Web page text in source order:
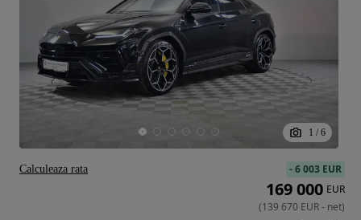
1 / 6
-6 003 EUR
169 000 EUR
(139 670 EUR- net)
Calculeaza rata